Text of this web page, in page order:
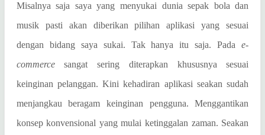
Misalnya saja saya yang menyukai dunia sepak bola dan
musik pasti akan diberikan pilihan aplikasi yang sesuai
dengan bidang saya sukai. Tak hanya itu saja. Padae-
commercesangat sering diterapkan khususnya sesuai
keinginan pelanggan.Kini kehadiran aplikasi seakan sudah
menjangkau beragam keinginan pengguna. Menggantikan
konsep konvensional yang mulai ketinggalan zaman. Seakan